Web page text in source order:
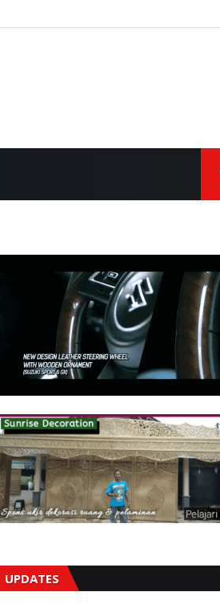
UPDATES